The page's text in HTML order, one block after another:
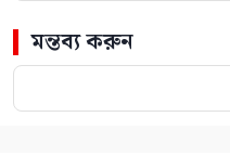
মন্তব্য করুন